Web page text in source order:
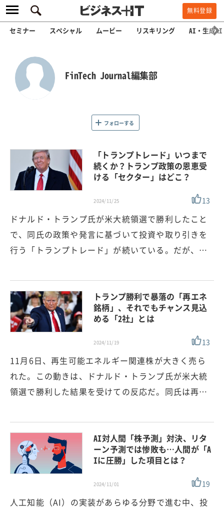
無料登録
セミナー スペシャル ムービー リスキリング AI・生成AI
FinTech Journal編集部
フォローする
「トランプトレード」いつまで
続くか？トランプ政策の恩恵受
ける「セクター」はどこ？
2024/11/25 13
ドナルド・トランプ氏が米大統領選で勝利したこと
で、同氏の政策や発言に基づいて投資や取り引きを
行う「トランプトレード」が続いている。だが、…
トランプ勝利で暴落の「再エネ
銘柄」、それでもチャンス見込
める「2社」とは
2024/11/19 13
11月6日、再生可能エネルギー関連株が大きく売ら
れた。この動きは、ドナルド・トランプ氏が米大統
領選で勝利した結果を受けての反応だ。同氏は再…
AI対人間「株予測」対決、リタ
ーン予測では惨敗も…人間が「A
Iに圧勝」した項目とは？
2024/11/01 19
人工知能（AI）の実装があらゆる分野で進む中、投